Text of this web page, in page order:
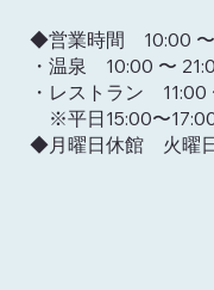
8/16 周防大
​◆営業時間 10:00 〜
・温泉 10:00 〜
・レストラン 11:00
※平日15:00〜
​◆月曜日休館 火曜日